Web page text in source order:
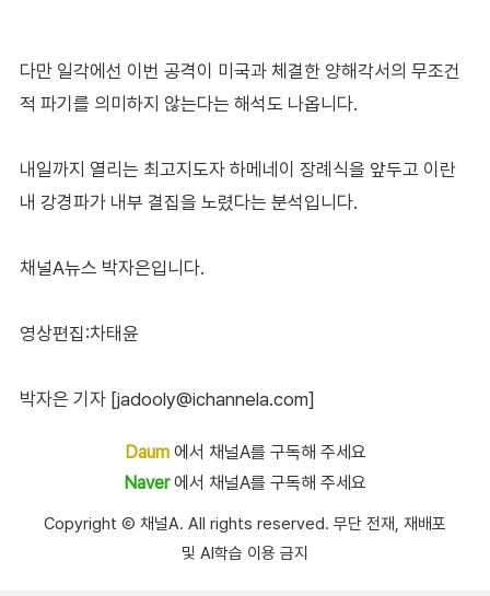
다만 일각에선 이번 공격이 미국과 체결한 양해각서의 무조건
적 파기를 의미하지 않는다는 해석도 나옵니다.
내일까지 열리는 최고지도자 하메네이 장례식을 앞두고 이란
내 강경파가 내부 결집을 노렸다는 분석입니다.
채널A뉴스 박자은입니다.
영상편집:차태윤
박자은 기자 [jadooly@ichannela.com]
Daum에서 채널A를 구독해 주세요
Naver에서 채널A를 구독해 주세요
Copyright Ⓒ 채널A. All rights reserved. 무단 전재, 재배포
및 AI학습 이용 금지